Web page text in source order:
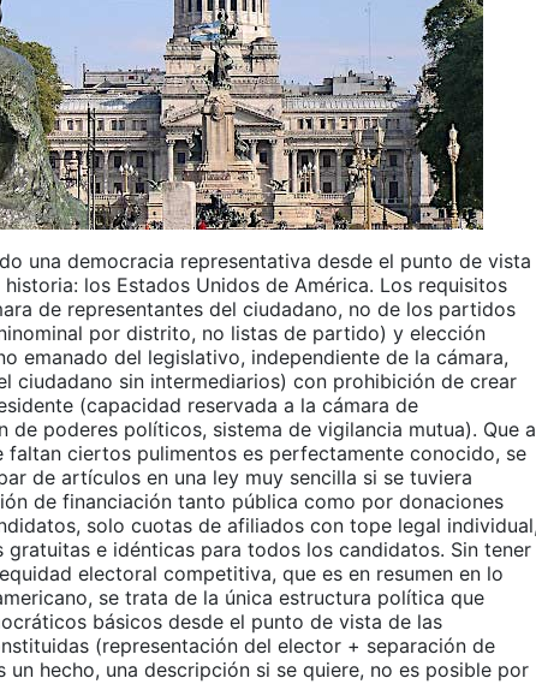
una democracia representativa desde el punto de vista
los Estados Unidos de América. Los requisitos
de representantes del ciudadano, no de los partidos
por distrito, no listas de partido) y elección
emanado del legislativo, independiente de la cámara,
ciudadano sin intermediarios) con prohibición de crear
(capacidad reservada a la cámara de
de poderes políticos, sistema de vigilancia mutua). Que
faltan ciertos pulimentos es perfectamente conocido, se
de artículos en una ley muy sencilla si se tuviera
de financiación tanto pública como por donaciones
solo cuotas de afiliados con tope legal individual,
gratuitas e idénticas para todos los candidatos. Sin tener
electoral competitiva, que es en resumen en lo
se trata de la única estructura política que
básicos desde el punto de vista de las
(representación del elector + separación de
un hecho, una descripción si se quiere, no es posible por